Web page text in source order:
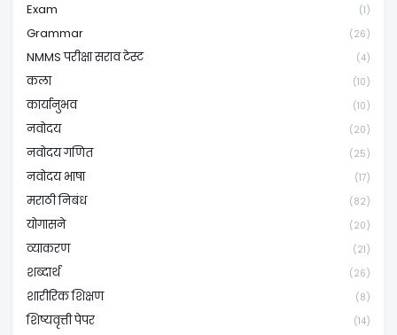
Exam (1)
Grammar (26)
NMMS परीक्षा सराव टेस्ट (4)
कला (10)
कार्यानुभव (10)
नवोदय (20)
नवोदय गणित (25)
नवोदय भाषा (17)
मराठी निबंध (82)
योगासने (20)
व्याकरण (21)
शब्दार्थ (26)
शारीरिक शिक्षण (8)
शिष्यवृत्ती पेपर (14)